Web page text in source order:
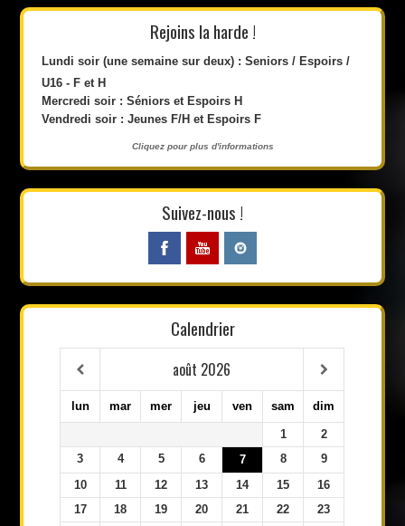
Rejoins la harde !
Lundi soir (une semaine sur deux) : Seniors / Espoirs /
U16 - F et H
Mercredi soir : Séniors et Espoirs H
Vendredi soir : Jeunes F/H et Espoirs F
Cliquez pour plus d'informations
Suivez-nous !
Calendrier
août 2026
lun mar mer jeu ven sam dim
1
2
3
4 5 6 7 8
9
10
11 12 13 14 15
16
17
18 19 20 21 22
23